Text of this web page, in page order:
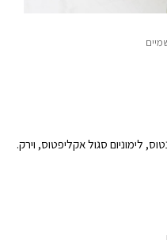
לימוניום סגול אקליפטוס, וירק.